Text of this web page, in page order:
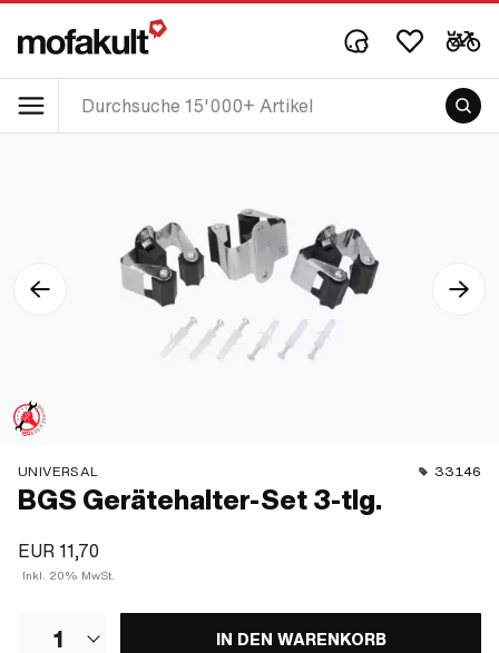
UNIVERSAL 33146
BGS Gerätehalter-Set 3-tlg.
EUR 11,70
Inkl. 20% MwSt.
1 IN DEN WARENKORB